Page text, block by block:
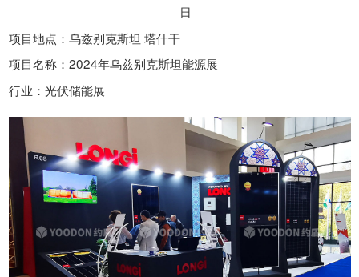
日
项目地点：乌兹别克斯坦 塔什干
项目名称：2024年乌兹别克斯坦能源展
行业：光伏储能展